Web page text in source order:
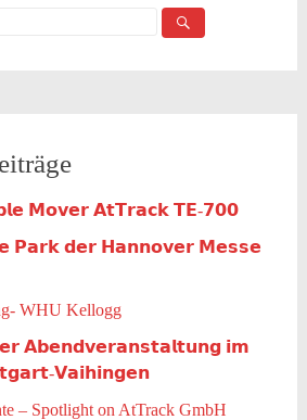
𝗠𝗼𝘃𝗲𝗿 𝗔𝘁𝗧𝗿𝗮𝗰𝗸 𝗧𝗘-𝟳𝟬𝟬
𝗣𝗮𝗿𝗸 𝗱𝗲𝗿 𝗛𝗮𝗻𝗻𝗼𝘃𝗲𝗿 𝗠𝗲𝘀𝘀𝗲
WHU Kellogg
𝗔𝗯𝗲𝗻𝗱𝘃𝗲𝗿𝗮𝗻𝘀𝘁𝗮𝗹𝘁𝘂𝗻𝗴 𝗶𝗺
𝗩𝗮𝗶𝗵𝗶𝗻𝗴𝗲𝗻
– Spotlight on AtTrack GmbH